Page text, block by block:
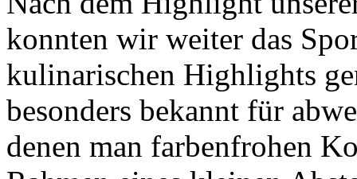
konnten wir weiter das
kulinarischen Highlights
besonders bekannt für
denen man farbenfrohen